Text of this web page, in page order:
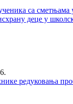
са
деце у
редуковања